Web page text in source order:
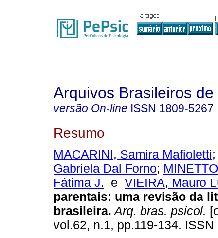
Arquivos Brasileiros
versão On-line ISSN 1809-5267
Resumo
MACARINI, Samira Mafioletti
Gabriela Dal Forno;
Fátima J. e VIEIRA, Mauro
parentais: uma revisão da
brasileira. Arq. bras. psicol.
vol.62, n.1, pp.119-134. ISSN